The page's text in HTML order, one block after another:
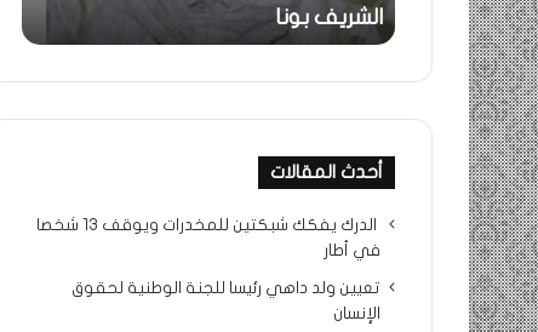
بونا
الشريف بونا
أحدث المقالات
الدرك يفكك شبكتين للمخدرات ويوقف 13 شخصا
في أطار
تعيين ولد داهي رئيسا للجنة الوطنية لحقوق
الإنسان